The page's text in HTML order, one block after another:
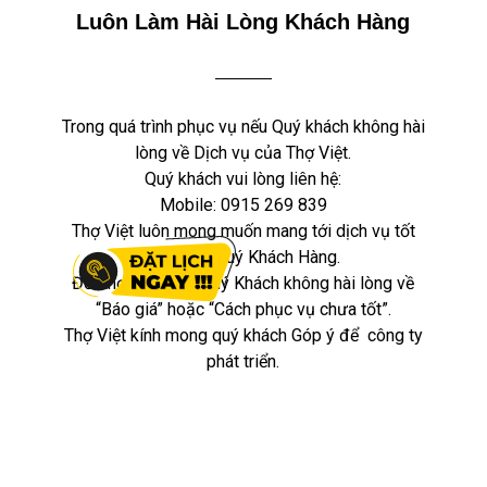
Luôn Làm Hài Lòng Khách Hàng
Trong quá trình phục vụ nếu Quý khách không hài
lòng về Dịch vụ của Thợ Việt.
Quý khách vui lòng liên hệ:
Mobile: 0915 269 839
Thợ Việt luôn mong muốn mang tới dịch vụ tốt
nhất cho Quý Khách Hàng.
Đổi thợ khác nếu Quý Khách không hài lòng về
“Báo giá” hoặc “Cách phục vụ chưa tốt”.
Thợ Việt kính mong quý khách Góp ý để công ty
phát triển.